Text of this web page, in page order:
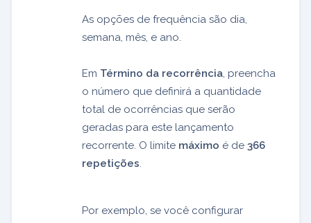
As opções de frequência são dia,
semana, mês, e ano.
Em Término da recorrência, preencha
o número que definirá a quantidade
total de ocorrências que serão
geradas para este lançamento
recorrente. O limite máximo é de 366
repetições.
Por exemplo, se você configurar